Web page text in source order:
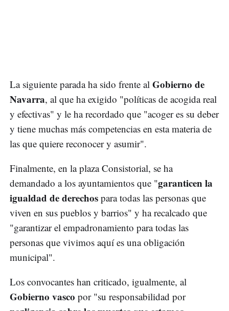
La siguiente parada ha sido frente al Gobierno de
Navarra, al que ha exigido "políticas de acogida real
y efectivas" y le ha recordado que "acoger es su deber
y tiene muchas más competencias en esta materia de
las que quiere reconocer y asumir".
Finalmente, en la plaza Consistorial, se ha
demandado a los ayuntamientos que "garanticen la
igualdad de derechos para todas las personas que
viven en sus pueblos y barrios" y ha recalcado que
"garantizar el empadronamiento para todas las
personas que vivimos aquí es una obligación
municipal".
Los convocantes han criticado, igualmente, al
Gobierno vasco por "su responsabilidad por